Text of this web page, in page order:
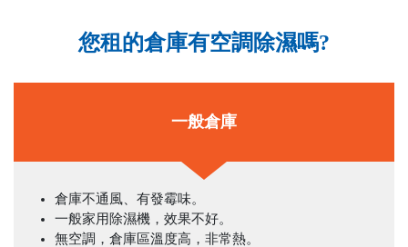
您租的倉庫有空調除濕嗎?
一般倉庫
倉庫不通風、有發霉味。
一般家用除濕機，效果不好。
無空調，倉庫區溫度高，非常熱。